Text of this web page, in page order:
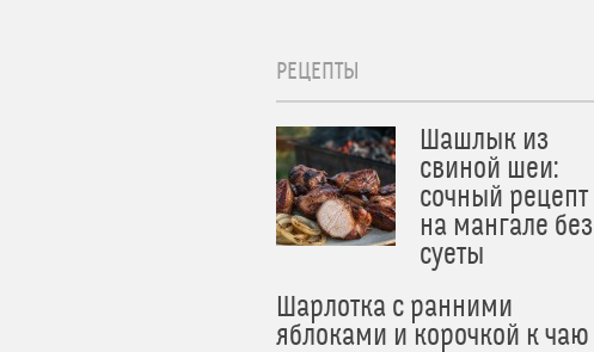
РЕЦЕПТЫ
Шашлык из
свиной шеи:
сочный рецепт
на мангале без
суеты
Шарлотка с ранними
яблоками и корочкой к чаю